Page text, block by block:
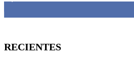
RECIENTES